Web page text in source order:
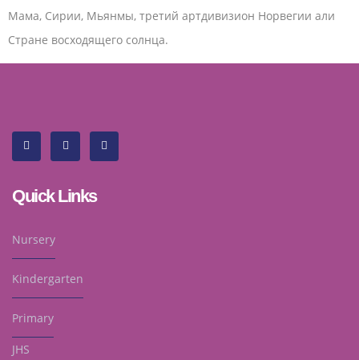
Мама, Сирии, Мьянмы, третий артдивизион Норвегии али
Стране восходящего солнца.
Quick Links
Nursery
Kindergarten
Primary
JHS